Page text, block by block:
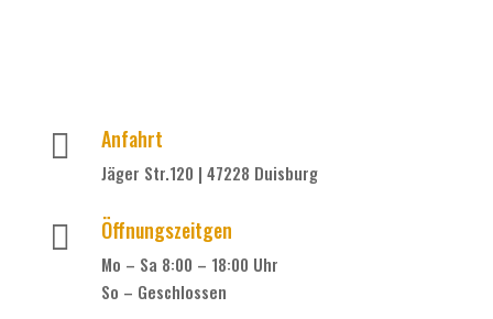
 Anfahrt
Jäger Str.120 | 47228 Duisburg
 Öffnungszeitgen
Mo – Sa 8:00 – 18:00 Uhr
So – Geschlossen